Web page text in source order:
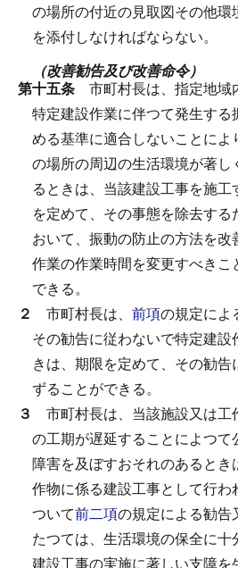
の場所の付近の見取図その他
を添付しなければならない。
（改善勧告及び改善命令）
第十五条 市町村長は、指定地域
特定建設作業に伴つて発生する
める基準に適合しないことによ
の場所の周辺の生活環境が著し
るときは、当該建設工事を施
を定めて、その事態を除去す
おいて、振動の防止の方法を改
作業の作業時間を変更すべき
できる。
２ 市町村長は、 前項の規定によ
その勧告に従わないで特定建設
きは、期限を定めて、その勧
ずることができる。
３ 市町村長は、当該施設又は
の工期が遅延することによつて
障害を及ぼすおそれのあると
作物に係る建設工事として行わ
ついて前二項の規定による勧告
たつては、生活環境の保全に
建設工事の実施に著しい支障を